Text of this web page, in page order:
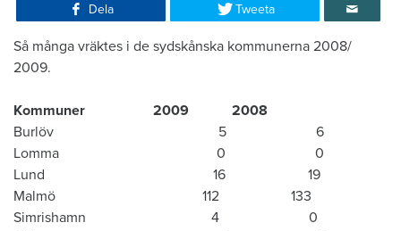
Dela Tweeta
Så många vräktes i de sydskånska kommunerna 2008/
2009.​
Kommuner 2009 2008
Burlöv 5 6
Lomma 0 0
Lund 16 19
Malmö 112 133
Simrishamn 4 0